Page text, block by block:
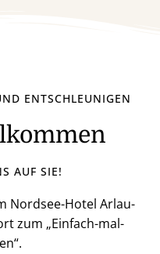
ENTSCHLEUNIGEN
AUF SIE!
Nordsee-Hotel Arlau-
zum „Einfach-mal-